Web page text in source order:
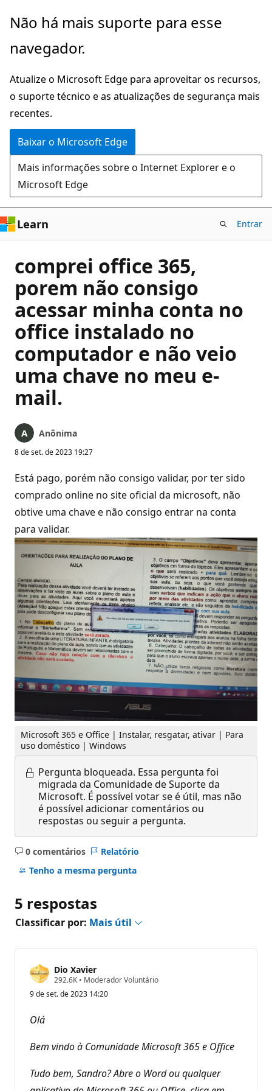
Pular
o
principal
Não há mais suporte para esse
navegador.
Atualize o Microsoft Edge para aproveitar os recursos,
o suporte técnico e as atualizações de segurança mais
recentes.
Baixar o Microsoft Edge
Mais informações sobre o Internet Explorer e o
Microsoft Edge
Learn Entrar
comprei office 365,
porem não consigo
acessar minha conta no
office instalado no
computador e não veio
uma chave no meu e-
mail.
Anônima
8 de set. de 2023 19:27
Está pago, porém não consigo validar, por ter sido
comprado online no site oficial da microsoft, não
obtive uma chave e não consigo entrar na conta
para validar.
Microsoft 365 e Office | Instalar, resgatar, ativar | Para
uso doméstico | Windows
Pergunta bloqueada. Essa pergunta foi
migrada da Comunidade de Suporte da
Microsoft. É possível votar se é útil, mas não
é possível adicionar comentários ou
respostas ou seguir a pergunta.
0 comentários
Sem
comentários
Relatório
Tenho a mesma pergunta
5 respostas
Classificar por: Mais útil
Dio Xavier
292.6K P
n
e
r
p
u
t
• Moderador Voluntário
9 de set. de 2023 14:20
Olá
Bem vindo à Comunidade Microsoft 365 e Office
Tudo bem, Sandro? Abre o Word ou qualquer